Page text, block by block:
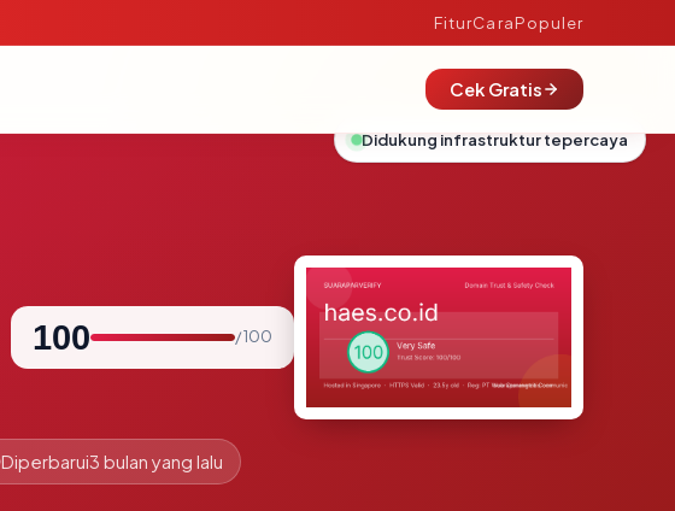
FiturCaraPopuler
Cek Gratis
100 / 100
Diperbarui3 bulan yang lalu
Didukung infrastruktur tepercaya